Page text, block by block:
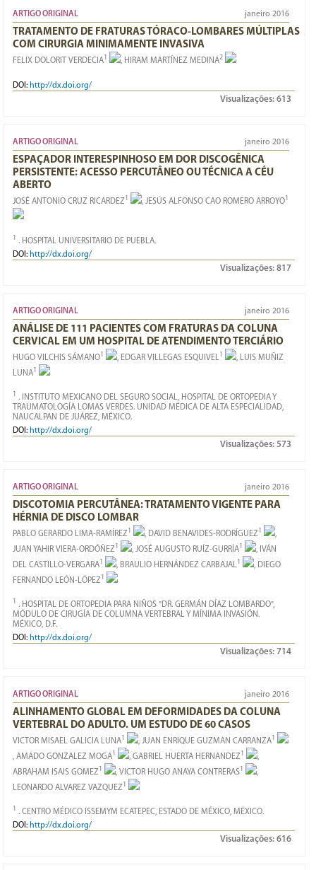
ARTIGO ORIGINAL janeiro 2016
TRATAMENTO DE FRATURAS TÓRACO-LOMBARES MÚLTIPLAS
COM CIRURGIA MINIMAMENTE INVASIVA
FELIX DOLORIT VERDECIA1 , HIRAM MARTÍNEZ MEDINA2
DOI: http://dx.doi.org/
Visualizações: 613
ARTIGO ORIGINAL janeiro 2016
ESPAÇADOR INTERESPINHOSO EM DOR DISCOGÊNICA
PERSISTENTE: ACESSO PERCUTÂNEO OU TÉCNICA A CÉU
ABERTO
JOSÉ ANTONIO CRUZ RICARDEZ1 , JESÚS ALFONSO CAO ROMERO ARROYO1
1 . HOSPITAL UNIVERSITARIO DE PUEBLA.
DOI: http://dx.doi.org/
Visualizações: 817
ARTIGO ORIGINAL janeiro 2016
ANÁLISE DE 111 PACIENTES COM FRATURAS DA COLUNA
CERVICAL EM UM HOSPITAL DE ATENDIMENTO TERCIÁRIO
HUGO VILCHIS SÁMANO1 , EDGAR VILLEGAS ESQUIVEL1
, LUIS MUÑIZ
LUNA1
1 . INSTITUTO MEXICANO DEL SEGURO SOCIAL, HOSPITAL DE ORTOPEDIA Y
TRAUMATOLOGÍA LOMAS VERDES. UNIDAD MÉDICA DE ALTA ESPECIALIDAD,
NAUCALPAN DE JUÁREZ, MÉXICO.
DOI: http://dx.doi.org/
Visualizações: 573
ARTIGO ORIGINAL janeiro 2016
DISCOTOMIA PERCUTÂNEA: TRATAMENTO VIGENTE PARA
HÉRNIA DE DISCO LOMBAR
PABLO GERARDO LIMA-RAMÍREZ1 , DAVID BENAVIDES-RODRÍGUEZ1
,
JUAN YAHIR VIERA-ORDÓÑEZ1 , JOSÉ AUGUSTO RUÍZ-GURRÍA1
, IVÁN
DEL CASTILLO-VERGARA1 , BRAULIO HERNÁNDEZ CARBAJAL1
, DIEGO
FERNANDO LEÓN-LÓPEZ1
1 . HOSPITAL DE ORTOPEDIA PARA NIÑOS "DR. GERMÁN DÍAZ LOMBARDO",
MÓDULO DE CIRUGÍA DE COLUMNA VERTEBRAL Y MÍNIMA INVASIÓN.
MÉXICO, D.F.
DOI: http://dx.doi.org/
Visualizações: 714
ARTIGO ORIGINAL janeiro 2016
ALINHAMENTO GLOBAL EM DEFORMIDADES DA COLUNA
VERTEBRAL DO ADULTO. UM ESTUDO DE 60 CASOS
VICTOR MISAEL GALICIA LUNA1 , JUAN ENRIQUE GUZMAN CARRANZA1
, AMADO GONZALEZ MOGA1 , GABRIEL HUERTA HERNANDEZ1
,
ABRAHAM ISAIS GOMEZ1 , VICTOR HUGO ANAYA CONTRERAS1
,
LEONARDO ALVAREZ VAZQUEZ1
1 . CENTRO MÉDICO ISSEMYM ECATEPEC, ESTADO DE MÉXICO, MÉXICO.
DOI: http://dx.doi.org/
Visualizações: 616